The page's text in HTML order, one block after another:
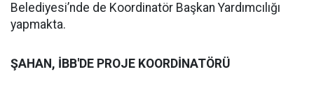
Belediyesi’nde de Koordinatör Başkan Yardımcılığı
yapmakta.
ŞAHAN, İBB'DE PROJE KOORDİNATÖRÜ